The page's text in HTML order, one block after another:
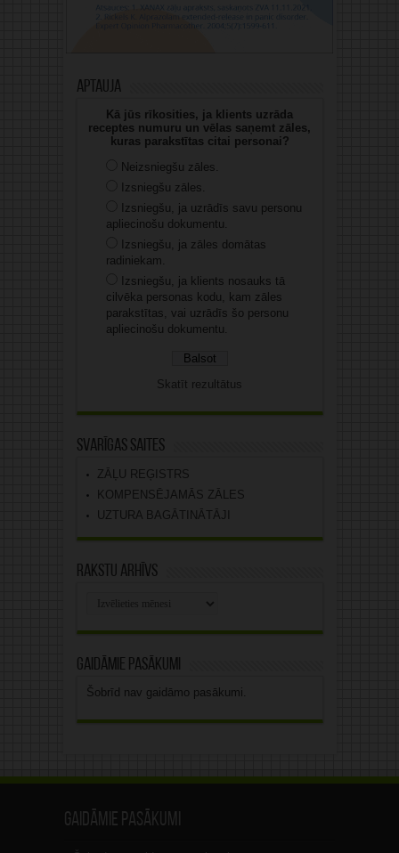
Aptauja
Kā jūs rīkosities, ja klients uzrāda
receptes numuru un vēlas saņemt zāles,
kuras parakstītas citai personai?
Neizsniegšu zāles.
Izsniegšu zāles.
Izsniegšu, ja uzrādīs savu personu
apliecinošu dokumentu.
Izsniegšu, ja zāles domātas
radiniekam.
Izsniegšu, ja klients nosauks tā
cilvēka personas kodu, kam zāles
parakstītas, vai uzrādīs šo personu
apliecinošu dokumentu.
Skatīt rezultātus
Svarīgas saites
ZĀĻU REĢISTRS
KOMPENSĒJAMĀS ZĀLES
UZTURA BAGĀTINĀTĀJI
Rakstu arhīvs
Gaidāmie pasākumi
Šobrīd nav gaidāmo pasākumi.
Gaidāmie pasākumi